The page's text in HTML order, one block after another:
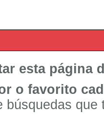
esta página
o favorito
búsquedas